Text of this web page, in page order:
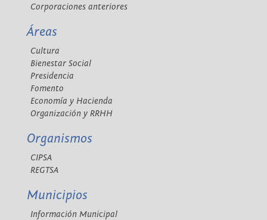
Corporaciones anteriores
Áreas
Cultura
Bienestar Social
Presidencia
Fomento
Economía y Hacienda
Organización y RRHH
Organismos
CIPSA
REGTSA
Municipios
Información Municipal